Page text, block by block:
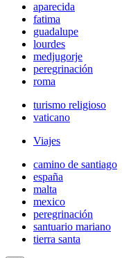
aparecida
fatima
guadalupe
lourdes
medjugorje
peregrinación
roma
turismo religioso
vaticano
Viajes
camino de santiago
españa
malta
mexico
peregrinación
santuario mariano
tierra santa